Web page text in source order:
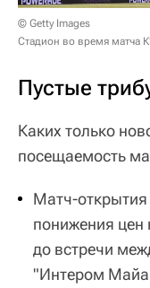
© Getty Images
Стадион во время
Пустые
Каких только
посещаемость
Матч-открытия
понижения цен
до встречи
"Интером